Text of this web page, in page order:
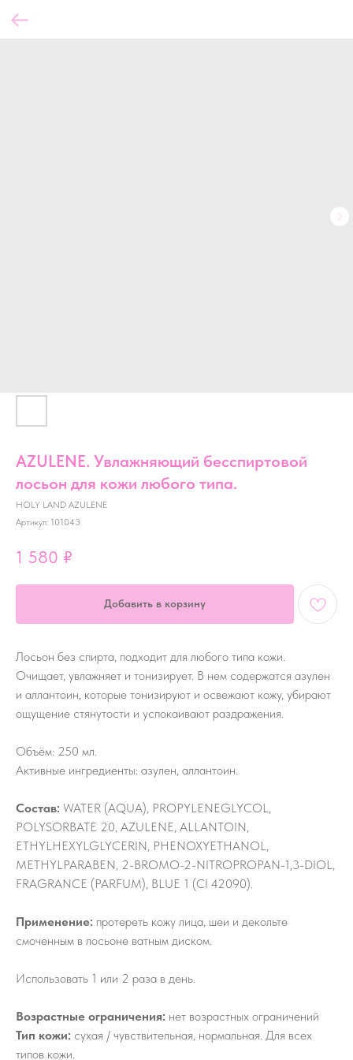
AZULENE. Увлажняющий бесспиртовой
лосьон для кожи любого типа.
HOLY LAND AZULENE
Артикул: 101043
1 580 ₽
Добавить в корзину
Лосьон без спирта, подходит для любого типа кожи.
Очищает, увлажняет и тонизирует. В нем содержатся азулен
и аллантоин, которые тонизируют и освежают кожу, убирают
ощущение стянутости и успокаивают раздражения.
Объём: 250 мл.
Активные ингредиенты: азулен, аллантоин.
Состав: WATER (AQUA), PROPYLENEGLYCOL,
POLYSORBATE 20, AZULENE, ALLANTOIN,
ETHYLHEXYLGLYCERIN, PHENOXYETHANOL,
METHYLPARABEN, 2-BROMO-2-NITROPROPAN-1,3-DIOL,
FRAGRANCE (PARFUM), BLUE 1 (CI 42090).
Применение: протереть кожу лица, шеи и декольте
смоченным в лосьоне ватным диском.
Использовать 1 или 2 раза в день.
Возрастные ограничения: нет возрастных ограничений
Тип кожи: сухая / чувствительная, нормальная. Для всех
типов кожи.